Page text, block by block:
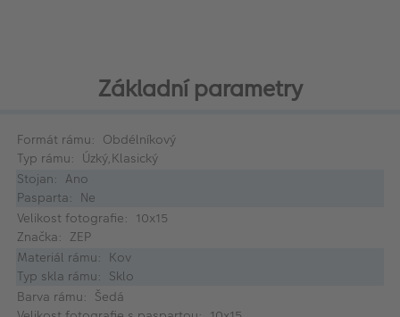
Základní parametry
Formát rámu: Obdélníkový
Typ rámu: Úzký,Klasický
Stojan: Ano
Pasparta: Ne
Velikost fotografie: 10x15
Značka: ZEP
Materiál rámu: Kov
Typ skla rámu: Sklo
Barva rámu: Šedá